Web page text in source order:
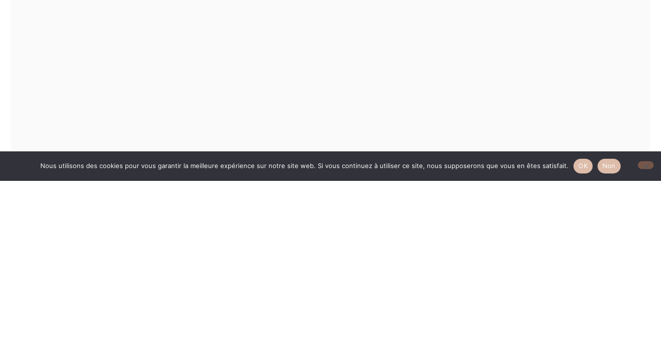
Nous utilisons des cookies pour vous garantir la meilleure expérience sur notre site web. Si vous continuez à utiliser ce site, nous supposerons que vous en êtes satisfait. OK Non